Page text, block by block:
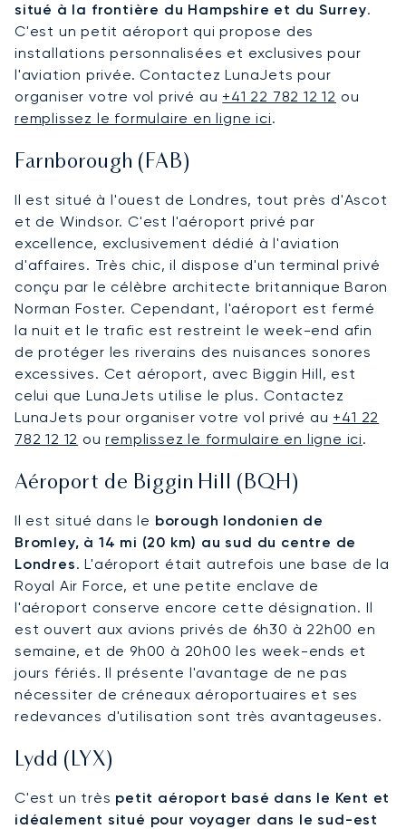
situé à la frontière du Hampshire et du Surrey.
C'est un petit aéroport qui propose des
installations personnalisées et exclusives pour
l'aviation privée. Contactez LunaJets pour
organiser votre vol privé au +41 22 782 12 12 ou
remplissez le formulaire en ligne ici.
Farnborough (FAB)
Il est situé à l'ouest de Londres, tout près d'Ascot
et de Windsor. C'est l'aéroport privé par
excellence, exclusivement dédié à l'aviation
d'affaires. Très chic, il dispose d'un terminal privé
conçu par le célèbre architecte britannique Baron
Norman Foster. Cependant, l'aéroport est fermé
la nuit et le trafic est restreint le week-end afin
de protéger les riverains des nuisances sonores
excessives. Cet aéroport, avec Biggin Hill, est
celui que LunaJets utilise le plus. Contactez
LunaJets pour organiser votre vol privé au +41 22
782 12 12 ouremplissez le formulaire en ligne ici.
Aéroport de Biggin Hill (BQH)
Il est situé dans le borough londonien de
Bromley, à 14 mi (20 km) au sud du centre de
Londres. L'aéroport était autrefois une base de la
Royal Air Force, et une petite enclave de
l'aéroport conserve encore cette désignation. Il
est ouvert aux avions privés de 6h30 à 22h00 en
semaine, et de 9h00 à 20h00 les week-ends et
jours fériés. Il présente l'avantage de ne pas
nécessiter de créneaux aéroportuaires et ses
redevances d'utilisation sont très avantageuses.
Lydd (LYX)
C'est un très petit aéroport basé dans le Kent et
idéalement situé pour voyager dans le sud-est